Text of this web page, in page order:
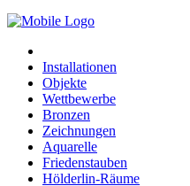
Installationen
Objekte
Wettbewerbe
Bronzen
Zeichnungen
Aquarelle
Friedenstauben
Hölderlin-Räume